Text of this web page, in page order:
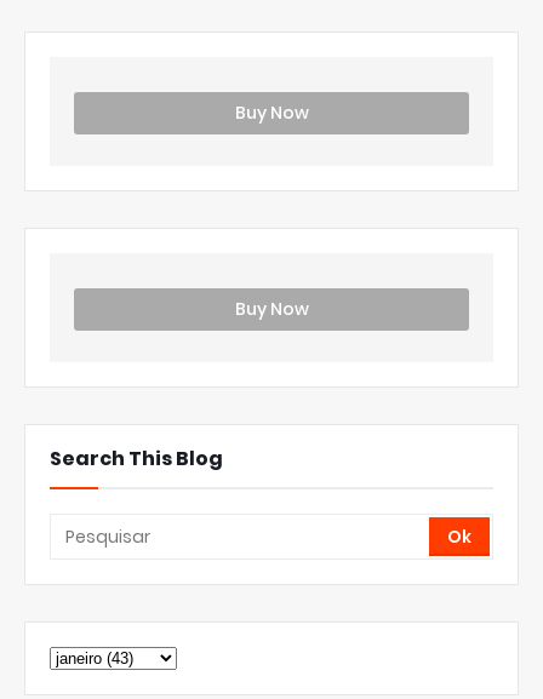
Buy Now
Buy Now
Search This Blog